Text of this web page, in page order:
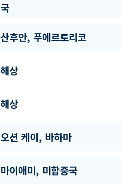
국
산후안, 푸에르토리코
해상
해상
오션 케이, 바하마
마이애미, 미합중국